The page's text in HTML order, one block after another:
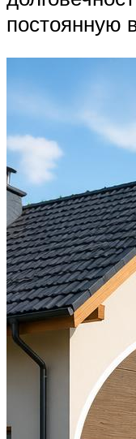
постоянную